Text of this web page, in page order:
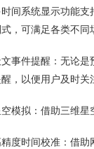
时间系统显示功能支
，可满足各类不同
文事件提醒：无论是
，以便用户及时关
模拟：借助三维星
度时间校准：借助